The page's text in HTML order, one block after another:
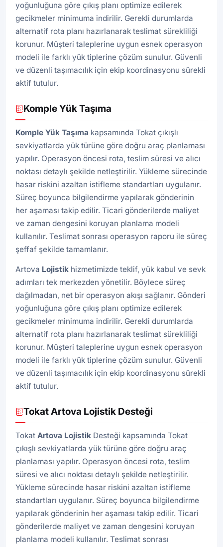
yoğunluğuna göre çıkış planı optimize edilerek
gecikmeler minimuma indirilir. Gerekli durumlarda
alternatif rota planı hazırlanarak teslimat sürekliliği
korunur. Müşteri taleplerine uygun esnek operasyon
modeli ile farklı yük tiplerine çözüm sunulur. Güvenli
ve düzenli taşımacılık için ekip koordinasyonu sürekli
aktif tutulur.
Komple Yük Taşıma
Komple Yük Taşıma kapsamında Tokat çıkışlı
sevkiyatlarda yük türüne göre doğru araç planlaması
yapılır. Operasyon öncesi rota, teslim süresi ve alıcı
noktası detaylı şekilde netleştirilir. Yükleme sürecinde
hasar riskini azaltan istifleme standartları uygulanır.
Süreç boyunca bilgilendirme yapılarak gönderinin
her aşaması takip edilir. Ticari gönderilerde maliyet
ve zaman dengesini koruyan planlama modeli
kullanılır. Teslimat sonrası operasyon raporu ile süreç
şeffaf şekilde tamamlanır.
Artova Lojistik hizmetimizde teklif, yük kabul ve sevk
adımları tek merkezden yönetilir. Böylece süreç
dağılmadan, net bir operasyon akışı sağlanır. Gönderi
yoğunluğuna göre çıkış planı optimize edilerek
gecikmeler minimuma indirilir. Gerekli durumlarda
alternatif rota planı hazırlanarak teslimat sürekliliği
korunur. Müşteri taleplerine uygun esnek operasyon
modeli ile farklı yük tiplerine çözüm sunulur. Güvenli
ve düzenli taşımacılık için ekip koordinasyonu sürekli
aktif tutulur.
Tokat Artova Lojistik Desteği
Tokat Artova Lojistik Desteği kapsamında Tokat
çıkışlı sevkiyatlarda yük türüne göre doğru araç
planlaması yapılır. Operasyon öncesi rota, teslim
süresi ve alıcı noktası detaylı şekilde netleştirilir.
Yükleme sürecinde hasar riskini azaltan istifleme
standartları uygulanır. Süreç boyunca bilgilendirme
yapılarak gönderinin her aşaması takip edilir. Ticari
gönderilerde maliyet ve zaman dengesini koruyan
planlama modeli kullanılır. Teslimat sonrası